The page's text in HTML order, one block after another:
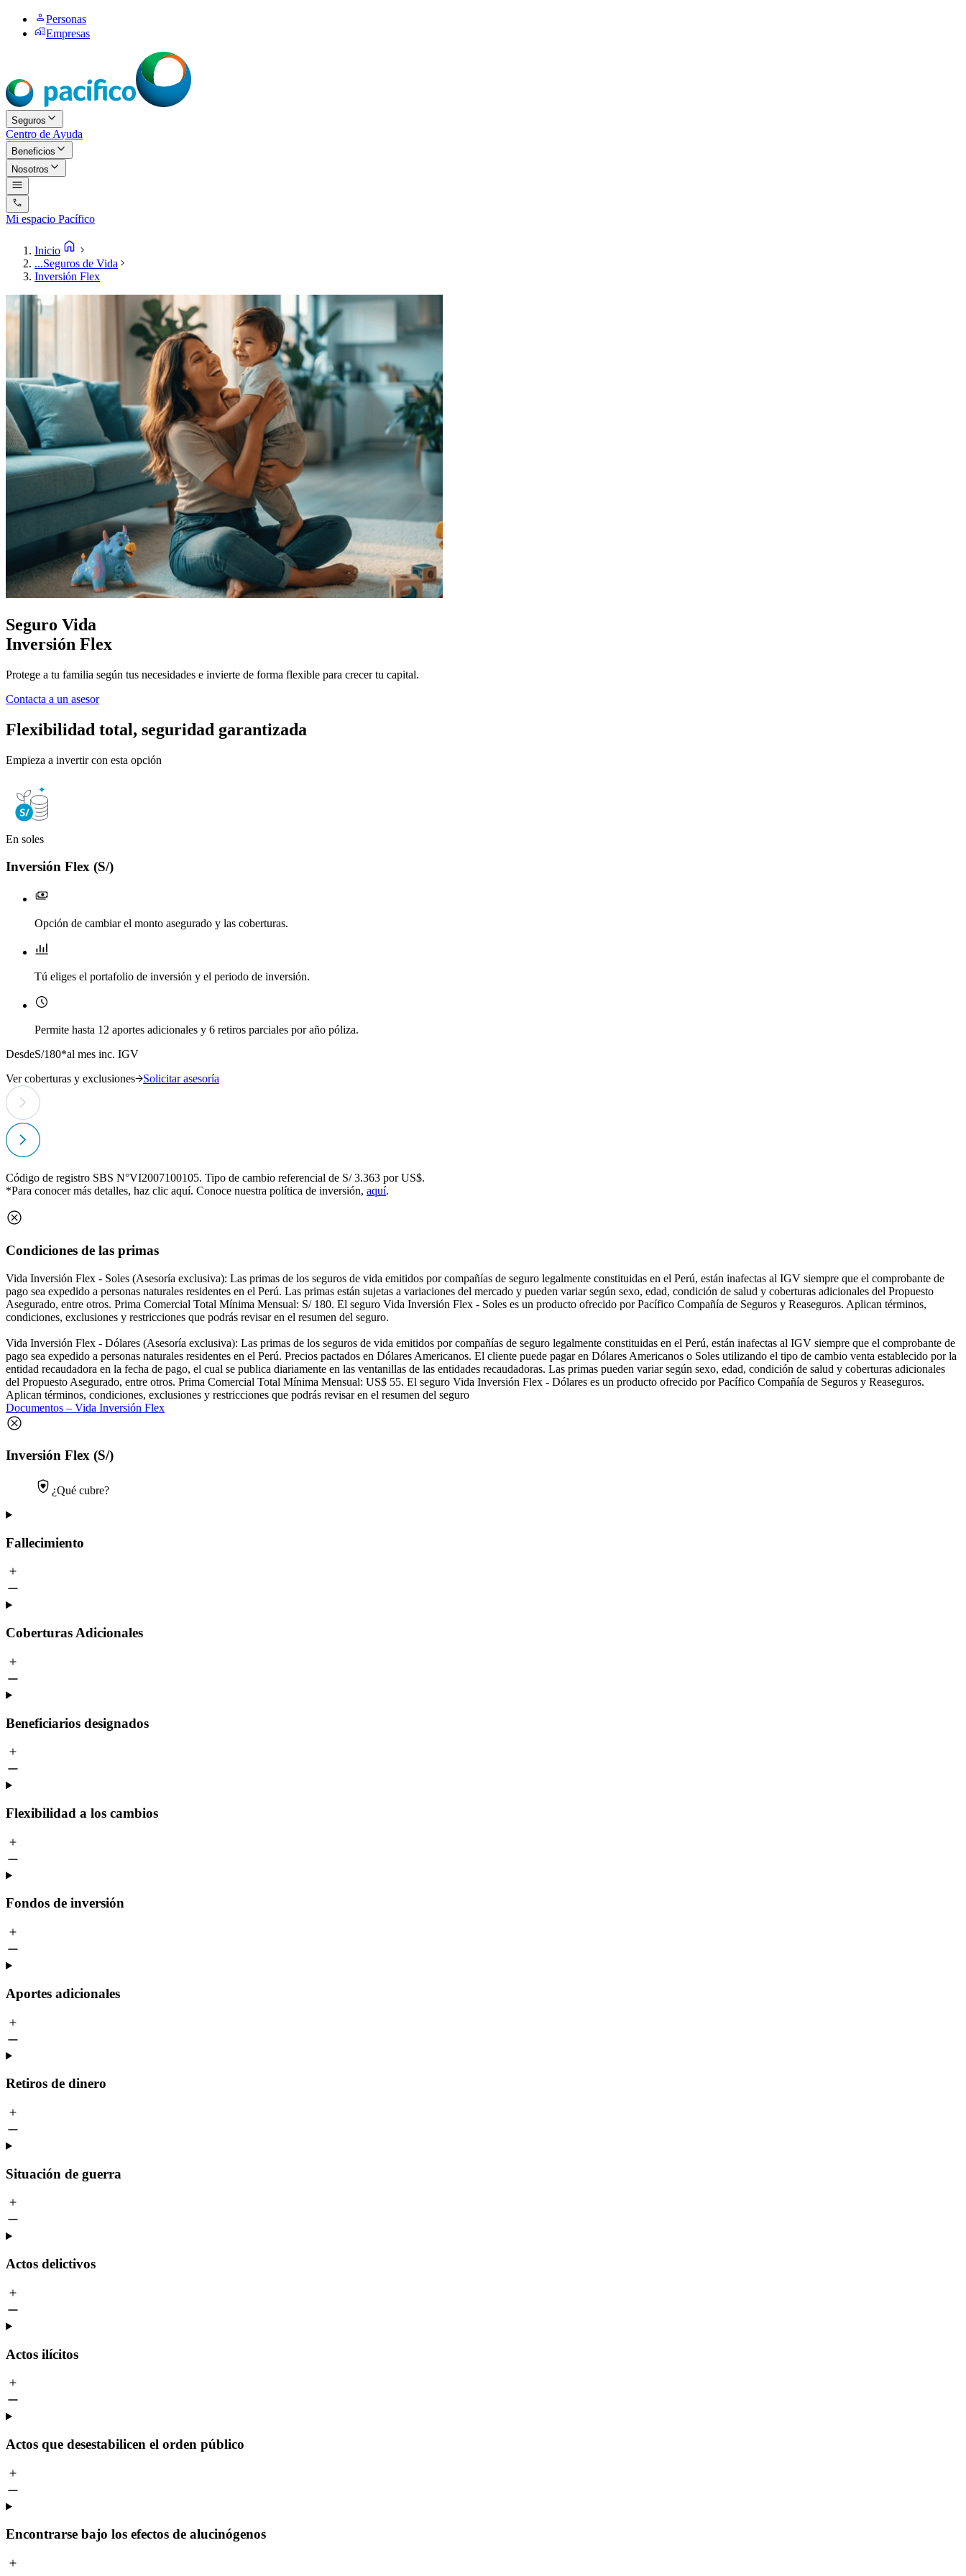
Personas
Empresas
Seguros
Centro de Ayuda
Beneficios
Nosotros
Mi espacio Pacífico
Inicio
...Seguros de Vida
Inversión Flex
Seguro Vida
Inversión Flex
Protege a tu familia según tus necesidades e invierte de forma flexible para crecer tu capital.
Contacta a un asesor
Flexibilidad total, seguridad garantizada
Empieza a invertir con esta opción
En soles
Inversión Flex (S/)
Opción de cambiar el monto asegurado y las coberturas.
Tú eliges el portafolio de inversión y el periodo de inversión.
Permite hasta 12 aportes adicionales y 6 retiros parciales por año póliza.
DesdeS/180*al mes inc. IGV
Ver coberturas y exclusiones
Solicitar asesoría
Código de registro SBS N°VI2007100105. Tipo de cambio referencial de S/ 3.363 por US$.
*Para conocer más detalles, haz clic aquí. Conoce nuestra política de inversión, aquí.
Condiciones de las primas
Vida Inversión Flex - Soles (Asesoría exclusiva): Las primas de los seguros de vida emitidos por compañías de seguro legalmente constituidas en el Perú, están inafectas al IGV siempre que el comprobante de
pago sea expedido a personas naturales residentes en el Perú. Las primas están sujetas a variaciones del mercado y pueden variar según sexo, edad, condición de salud y coberturas adicionales del Propuesto
Asegurado, entre otros. Prima Comercial Total Mínima Mensual: S/ 180. El seguro Vida Inversión Flex - Soles es un producto ofrecido por Pacífico Compañía de Seguros y Reaseguros. Aplican términos,
condiciones, exclusiones y restricciones que podrás revisar en el resumen del seguro.
Vida Inversión Flex - Dólares (Asesoría exclusiva): Las primas de los seguros de vida emitidos por compañías de seguro legalmente constituidas en el Perú, están inafectas al IGV siempre que el comprobante de
pago sea expedido a personas naturales residentes en el Perú. Precios pactados en Dólares Americanos. El cliente puede pagar en Dólares Americanos o Soles utilizando el tipo de cambio venta establecido por la
entidad recaudadora en la fecha de pago, el cual se publica diariamente en las ventanillas de las entidades recaudadoras. Las primas pueden variar según sexo, edad, condición de salud y coberturas adicionales
del Propuesto Asegurado, entre otros. Prima Comercial Total Mínima Mensual: US$ 55. El seguro Vida Inversión Flex - Dólares es un producto ofrecido por Pacífico Compañía de Seguros y Reaseguros.
Aplican términos, condiciones, exclusiones y restricciones que podrás revisar en el resumen del seguro
Documentos – Vida Inversión Flex
Inversión Flex (S/)
¿Qué cubre?
Fallecimiento
Coberturas Adicionales
Beneficiarios designados
Flexibilidad a los cambios
Fondos de inversión
Aportes adicionales
Retiros de dinero
Situación de guerra
Actos delictivos
Actos ilícitos
Actos que desestabilicen el orden público
Encontrarse bajo los efectos de alucinógenos